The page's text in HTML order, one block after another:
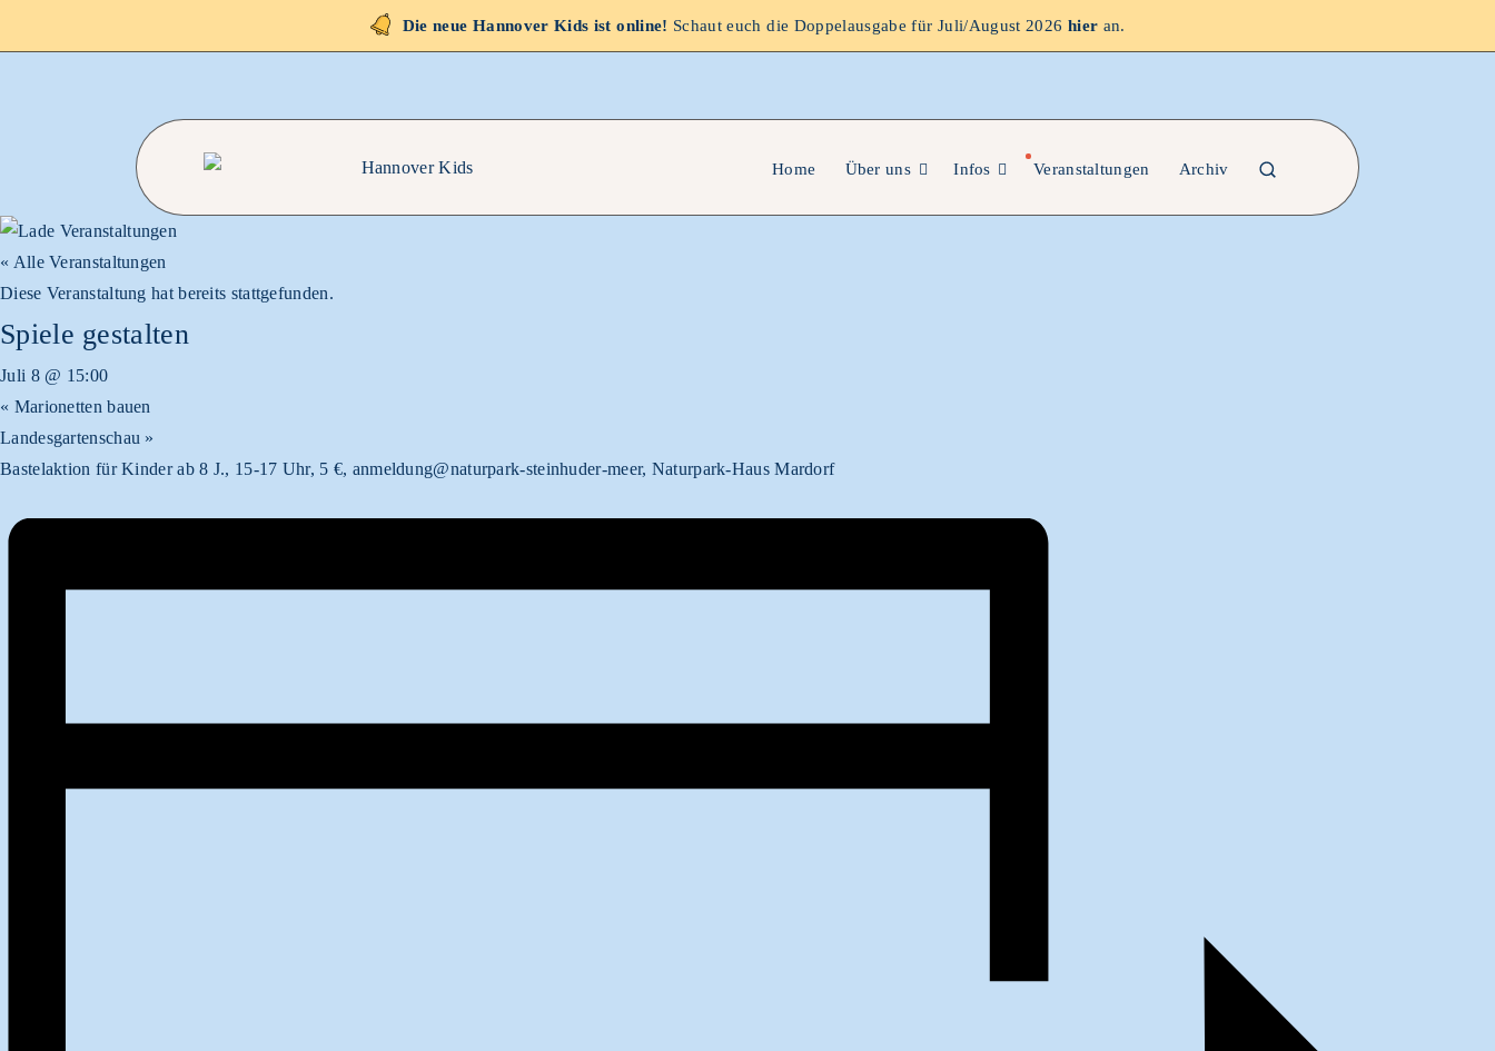
Die neue Hannover Kids ist online! Schaut euch die Doppelausgabe für Juli/August 2026 hier an.
Home Über uns Infos Veranstaltungen Archiv
« Alle Veranstaltungen
Diese Veranstaltung hat bereits stattgefunden.
Spiele gestalten
Juli 8 @ 15:00
« Marionetten bauen
Landesgartenschau »
Bastelaktion für Kinder ab 8 J., 15-17 Uhr, 5 €, anmeldung@naturpark-steinhuder-meer, Naturpark-Haus Mardorf